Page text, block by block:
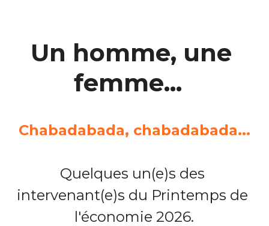
Un homme, une
femme...
Chabadabada, chabadabada...
Quelques un(e)s des
intervenant(e)s du Printemps de
l'économie 2026.